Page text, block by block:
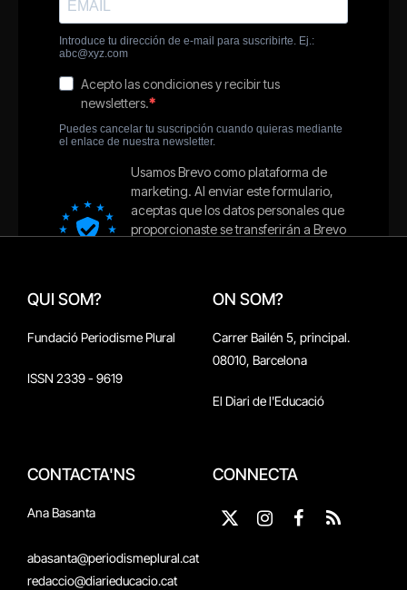
QUI SOM?
Fundació Periodisme Plural
ISSN 2339 - 9619
ON SOM?
Carrer Bailén 5, principal.
08010, Barcelona
El Diari de l'Educació
CONTACTA'NS
Ana Basanta
abasanta@periodismeplural.cat
redaccio@diarieducacio.cat
CONNECTA
X
Instagram
Facebook
RSS